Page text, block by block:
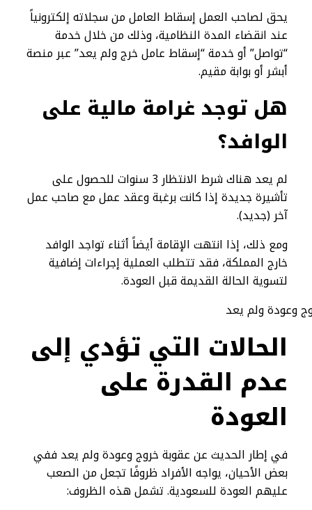
يحق لصاحب العمل إسقاط العامل من سجلاته إلكترونياً
عند انقضاء المدة النظامية، وذلك من خلال خدمة
“تواصل” أو خدمة “إسقاط عامل خرج ولم يعد” عبر منصة
أبشر أو بوابة مقيم.
هل توجد غرامة مالية على
الوافد؟
لم يعد هناك شرط الانتظار 3 سنوات للحصول على
تأشيرة جديدة إذا كانت برغبة وعقد عمل مع صاحب عمل
آخر (جديد).
ومع ذلك، إذا انتهت الإقامة أيضاً أثناء تواجد الوافد
خارج المملكة، فقد تتطلب العملية إجراءات إضافية
لتسوية الحالة القديمة قبل العودة.
الحالات التي تؤدي إلى
عدم القدرة على
العودة
في إطار الحديث عن عقوبة خروج وعودة ولم يعد ففي
بعض الأحيان، يواجه الأفراد ظروفًا تجعل من الصعب
عليهم العودة للسعودية. تشمل هذه الظروف: